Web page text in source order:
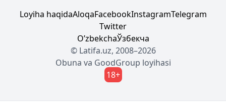
Loyiha haqidaAloqaFacebookInstagramTelegram
Twitter
OʼzbekchaЎзбекча
© Latifa.uz, 2008–2026
Obuna va GoodGroup loyihasi
18+